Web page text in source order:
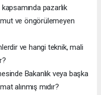
pazarlık
ve öngörülemeyen
ve hangi teknik, mali
Bakanlık veya başka
alınmış mıdır?